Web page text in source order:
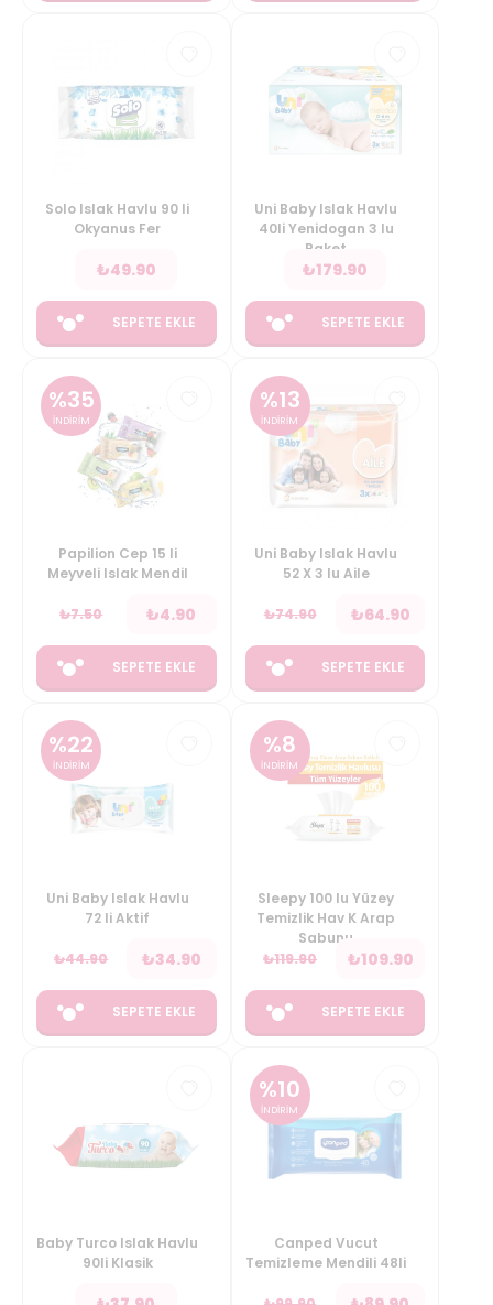
Solo Islak Havlu 90 li
Okyanus Fer
₺49.90
SEPETE EKLE
Uni Baby Islak Havlu
40li Yenidogan 3 lu
Paket
₺179.90
SEPETE EKLE
%35
İNDİRİM
Papilion Cep 15 li
Meyveli Islak Mendil
₺7.50 ₺4.90
SEPETE EKLE
%13
İNDİRİM
Uni Baby Islak Havlu
52 X 3 lu Aile
₺74.90 ₺64.90
SEPETE EKLE
%22
İNDİRİM
Uni Baby Islak Havlu
72 li Aktif
₺44.90 ₺34.90
SEPETE EKLE
%8
İNDİRİM
Sleepy 100 lu Yüzey
Temizlik Hav K Arap
Sabunu
₺119.90 ₺109.90
SEPETE EKLE
Baby Turco Islak Havlu
90li Klasik
%10
İNDİRİM
Canped Vucut
Temizleme Mendili 48li